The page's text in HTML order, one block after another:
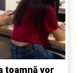
toamnă vor